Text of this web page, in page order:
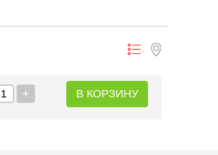
+ В КОРЗИНУ